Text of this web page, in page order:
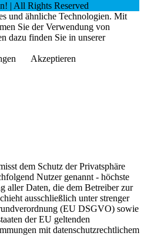
| All Rights Reserved
und ähnliche Technologien. Mit
Sie der Verwendung von
dazu finden Sie in unserer
Akzeptieren
dem Schutz der Privatsphäre
Nutzer genannt - höchste
aller Daten, die dem Betreiber zur
ausschließlich unter strenger
(EU DSGVO) sowie
der EU geltenden
mit datenschutzrechtlichem